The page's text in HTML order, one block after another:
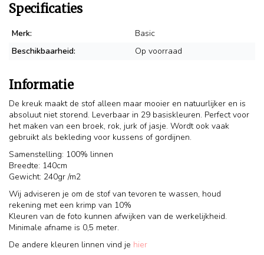
Specificaties
Merk:
Basic
Beschikbaarheid:
Op voorraad
Informatie
De kreuk maakt de stof alleen maar mooier en natuurlijker en is
absoluut niet storend. Leverbaar in 29 basiskleuren. Perfect voor
het maken van een broek, rok, jurk of jasje. Wordt ook vaak
gebruikt als bekleding voor kussens of gordijnen.
Samenstelling: 100% linnen
Breedte: 140cm
Gewicht: 240gr /m2
Wij adviseren je om de stof van tevoren te wassen, houd
rekening met een krimp van 10%
Kleuren van de foto kunnen afwijken van de werkelijkheid.
Minimale afname is 0,5 meter.
De andere kleuren linnen vind je hier